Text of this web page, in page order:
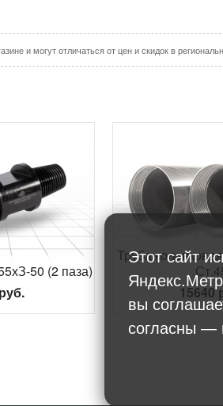
и могут отличаться от цен и скидок в
50 (2 паза)
Труба
15640
Этот сайт
вы
согласны —